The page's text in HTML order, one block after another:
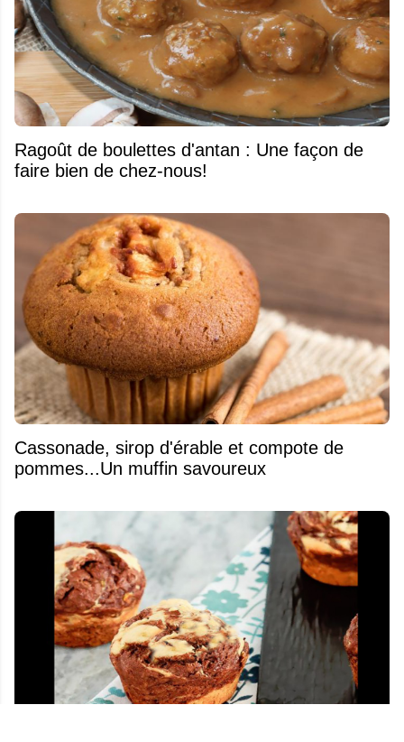
Ragoût de boulettes d'antan : Une façon de
faire bien de chez-nous!
​Cassonade, sirop d'érable et compote de
pommes...Un muffin savoureux